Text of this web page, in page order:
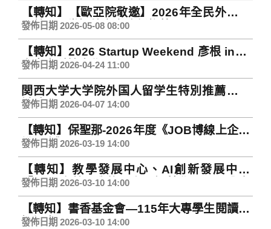
【轉知】【歐亞院敬邀】2026年全民外交研
習營——掌握外交實務新趨勢
發佈日期 2026-05-08 08:00
【轉知】2026 Startup Weekend 彥根 in 國
立臺中科技大學
發佈日期 2026-04-24 11:00
関西大学大学院外国人留学生特別推薦入学
試験
發佈日期 2026-04-07 14:00
【轉知】保聖那-2026年度《JOB博線上企業
說明會》
發佈日期 2026-03-19 14:00
【轉知】教學發展中心、AI創新發展中心
「AI X 文藻 - 我的AI人工智慧學習歷程分享
競賽」
發佈日期 2026-03-10 14:00
【轉知】書香基金會—115年大專學生閱讀習
慣調查
發佈日期 2026-03-10 14:00